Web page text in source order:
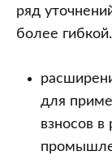
ряд
более
для
взносов в